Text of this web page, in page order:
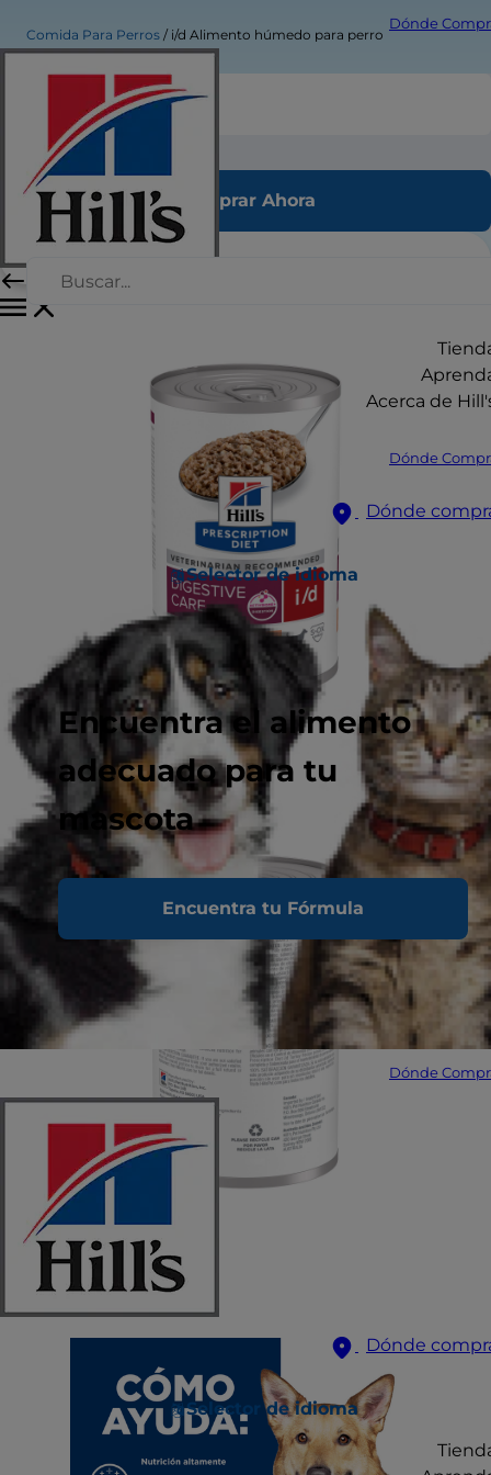
Dónde
Acerca de
Dónde
Dónde
Selector de idioma
Encuentra el alimento
adecuado para tu
mascota
Encuentra tu Fórmula
Dónde
Dónde
Selector de idioma
Comida Para Perros i/d Alimento húmedo para perro
i/d Alimento húmedo para perro
Comprar Ahora